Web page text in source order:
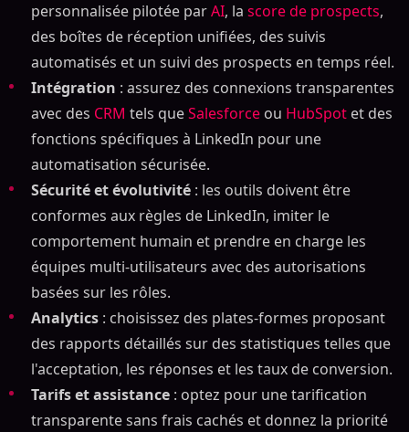
personnalisée pilotée parAI, la score de prospects,
des boîtes de réception unifiées, des suivis
automatisés et un suivi des prospects en temps réel.
Intégration : assurez des connexions transparentes
avec des CRM tels queSalesforce ou HubSpot et des
fonctions spécifiques à LinkedIn pour une
automatisation sécurisée.
Sécurité et évolutivité : les outils doivent être
conformes aux règles de LinkedIn, imiter le
comportement humain et prendre en charge les
équipes multi-utilisateurs avec des autorisations
basées sur les rôles.
Analytics : choisissez des plates-formes proposant
des rapports détaillés sur des statistiques telles que
l'acceptation, les réponses et les taux de conversion.
Tarifs et assistance : optez pour une tarification
transparente sans frais cachés et donnez la priorité